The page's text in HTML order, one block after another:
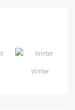
Winter